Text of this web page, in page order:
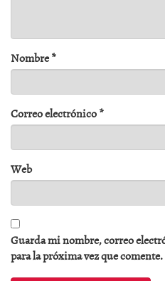
Nombre*
Correo electrónico*
Web
Guarda mi nombre, correo
para la próxima vez que comente.